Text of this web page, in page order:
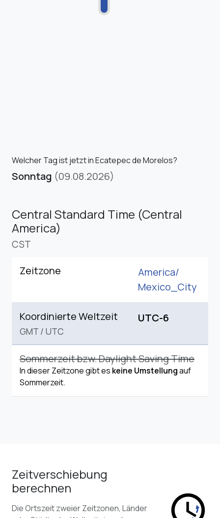
Welcher Tag ist jetzt in Ecatepec de Morelos?
Sonntag (09.08.2026)
Central Standard Time (Central
America)
CST
Zeitzone
America/
Mexico_City
Koordinierte Weltzeit
GMT / UTC
UTC-6
Sommerzeit bzw. Daylight Saving Time
In dieser Zeitzone gibt es keine Umstellungauf
Sommerzeit.
Zeitverschiebung
berechnen
Die Ortszeit zweier Zeitzonen, Länder